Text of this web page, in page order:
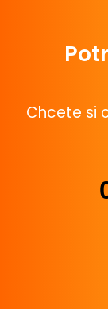
Chcete si